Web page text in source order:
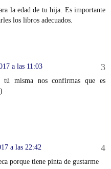
la edad de tu hija. Es importante
los libros adecuados.
a las 11:03
misma nos confirmas que es
a las 22:42
porque tiene pinta de gustarme